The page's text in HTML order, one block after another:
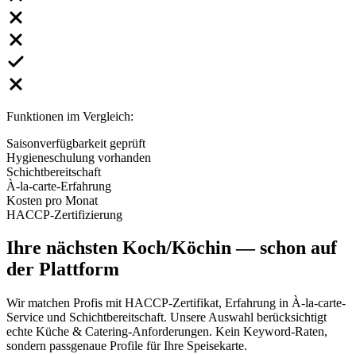
Funktionen im Vergleich:
Saisonverfügbarkeit geprüft
Hygieneschulung vorhanden
Schichtbereitschaft
À-la-carte-Erfahrung
Kosten pro Monat
HACCP-Zertifizierung
Ihre nächsten Koch/Köchin— schon auf
der Plattform
Wir matchen Profis mit HACCP-Zertifikat, Erfahrung in À-la-carte-
Service und Schichtbereitschaft. Unsere Auswahl berücksichtigt
echte Küche & Catering-Anforderungen. Kein Keyword-Raten,
sondern passgenaue Profile für Ihre Speisekarte.